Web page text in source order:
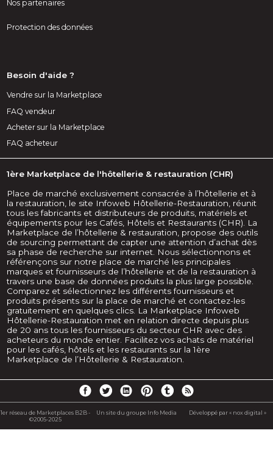
Nos partenaires
Protection des données
Besoin d'aide ?
Vendre sur la Marketplace
FAQ vendeur
Acheter sur la Marketplace
FAQ acheteur
1ère Marketplace de l'hôtellerie & restauration (CHR)
Place de marché exclusivement consacrée à l’hôtellerie et à
la restauration, le site Infoweb Hôtellerie-Restauration, réunit
tous les fabricants et distributeurs de produits, matériels et
équipements pour les Cafés, Hôtels et Restaurants (CHR). La
Marketplace de l’hôtellerie & restauration, propose des outils
de sourcing permettant de capter une attention d’achat dès
sa phase de recherche sur internet. Nous sélectionnons et
référençons sur notre place de marché les principales
marques et fournisseurs de l’hôtellerie et de la restauration à
travers une base de données produits la plus large possible.
Comparez et sélectionnez les différents fournisseurs et
produits présents sur la place de marché et contactez-les
gratuitement en quelques clics. La Marketplace Infoweb
Hôtellerie-Restauration met en relation directe depuis plus
de 20 ans tous les fournisseurs du secteur CHR avec des
acheteurs du monde entier. Facilitez vos achats de matériel
pour les cafés, hôtels et les restaurants sur la 1ère
Marketplace de l’Hôtellerie & Restauration.
1er réseau de Marketplaces B2B -
©2005-2025
Un site du groupe Info Media Développé par « nox digital »